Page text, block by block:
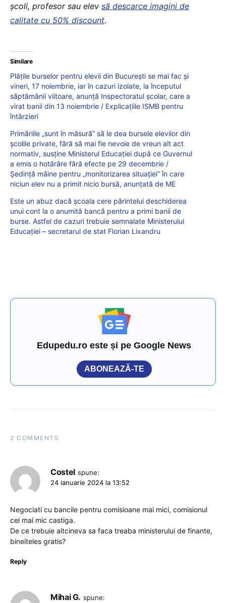
școli, profesor sau elev să descarce imagini de
calitate cu 50% discount.
Similare
Plățile burselor pentru elevii din București se mai fac și
vineri, 17 noiembrie, iar în cazuri izolate, la începutul
săptămânii viitoare, anunță Inspectoratul școlar, care a
virat banii din 13 noiembrie / Explicațiile ISMB pentru
întârzieri
Primăriile „sunt în măsură” să le dea bursele elevilor din
școlile private, fără să mai fie nevoie de vreun alt act
normativ, susține Ministerul Educației după ce Guvernul
a emis o hotărâre fără efecte pe 29 decembrie /
Ședință mâine pentru „monitorizarea situației” în care
niciun elev nu a primit nicio bursă, anunțată de ME
Este un abuz dacă școala cere părintelui deschiderea
unui cont la o anumită bancă pentru a primi banii de
burse. Astfel de cazuri trebuie semnalate Ministerului
Educației – secretarul de stat Florian Lixandru
Edupedu.ro este și pe Google News
ABONEAZĂ-TE
2 COMMENTS
Costel spune:
24 ianuarie 2024 la 13:52
Negociati cu bancile pentru comisioane mai mici, comisionul
cel mai mic castiga.
De ce trebuie altcineva sa faca treaba ministerului de finante,
bineiteles gratis?
Reply
Mihai G. spune: